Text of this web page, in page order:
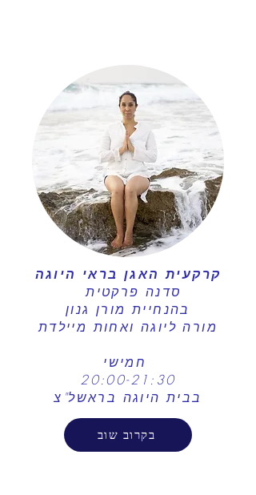
קרקעית האגן בראי היוגה​
סדנה פרקטית
בהנחיית מורן גנון​
מורה ליוגה ואחות מיילדת
20:00-21:30
בבית היוגה בראשל"צ
בקרוב שוב